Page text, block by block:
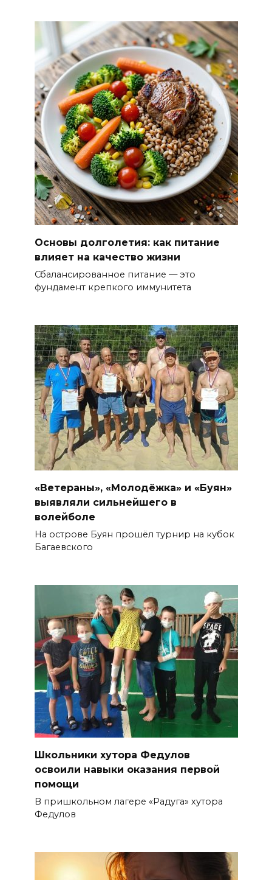
Основы долголетия: как питание
влияет на качество жизни
Сбалансированное питание — это
фундамент крепкого иммунитета
«Ветераны», «Молодёжка» и «Буян»
выявляли сильнейшего в
волейболе
На острове Буян прошёл турнир на кубок
Багаевского
Школьники хутора Федулов
освоили навыки оказания первой
помощи
В пришкольном лагере «Радуга» хутора
Федулов